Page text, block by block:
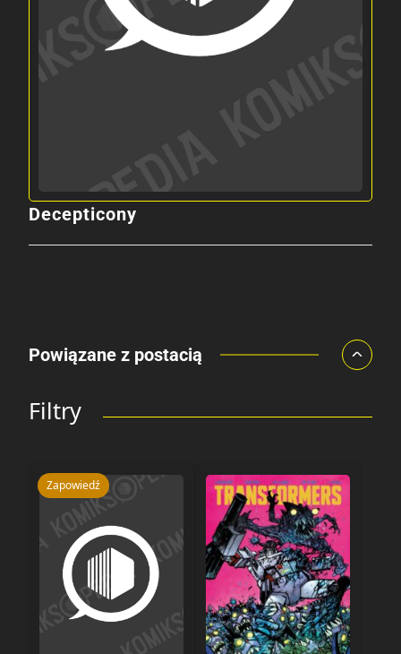
Decepticony
Powiązane z postacią
Filtry
Zapowiedź